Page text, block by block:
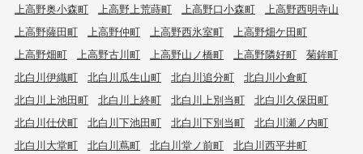
上高野奥小森町
上高野上荒蒔町 上高野口小森町
上高野西明寺山
上高野薩田町
上高野仲町 上高野西氷室町
上高野畑ケ田町
上高野畑町
上高野古川町 上高野山ノ橋町 上高野隣好町
菊鉾町
北白川伊織町
北白川瓜生山町 北白川追分町
北白川小倉町
北白川上池田町
北白川上終町 北白川上別当町
北白川久保田町
北白川仕伏町
北白川下池田町 北白川下別当町
北白川瀬ノ内町
北白川大堂町
北白川蔦町 北白川堂ノ前町
北白川西平井町